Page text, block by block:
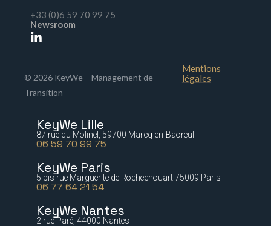
+33 (0)6 59 70 99 75
Newsroom
© 2026 KeyWe – Management de
Transition
Mentions
légales
KeyWe Lille
87 rue du Molinel, 59700 Marcq-en-Baoreul
06 59 70 99 75
KeyWe Paris
5 bis rue Marguerite de Rochechouart 75009 Paris
06 77 64 21 54
KeyWe Nantes
2 rue Paré, 44000 Nantes